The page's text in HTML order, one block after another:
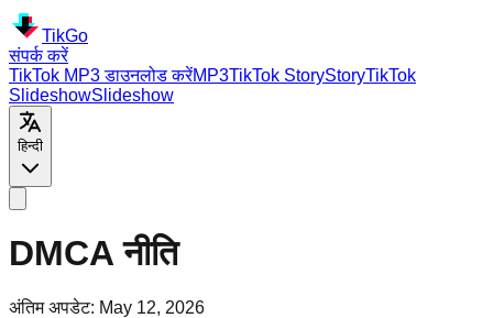
TikGo
संपर्क करें
TikTok MP3 डाउनलोड करेंMP3TikTok StoryStoryTikTok
SlideshowSlideshow
हिन्दी
DMCA नीति
अंतिम अपडेट: May 12, 2026